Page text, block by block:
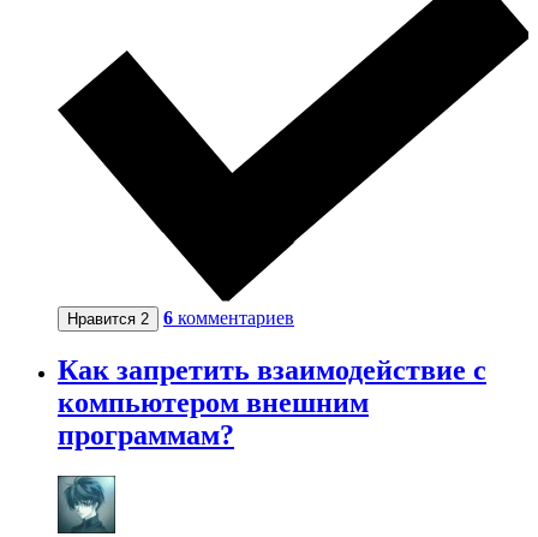
Нравится 2 6 комментариев
Как запретить взаимодействие с
компьютером внешним
программам?